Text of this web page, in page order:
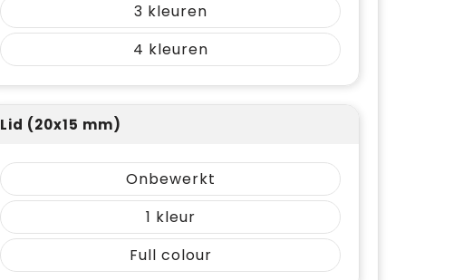
3
4
Lid (20x15 mm)
Onbewerkt
1
Full colour